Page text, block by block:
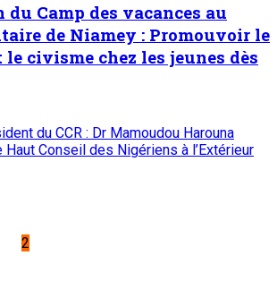
du Camp des vacances au
de Niamey : Promouvoir le
civisme chez les jeunes dès
du CCR : Dr Mamoudou Harouna
Haut Conseil des Nigériens à l’Extérieur
2